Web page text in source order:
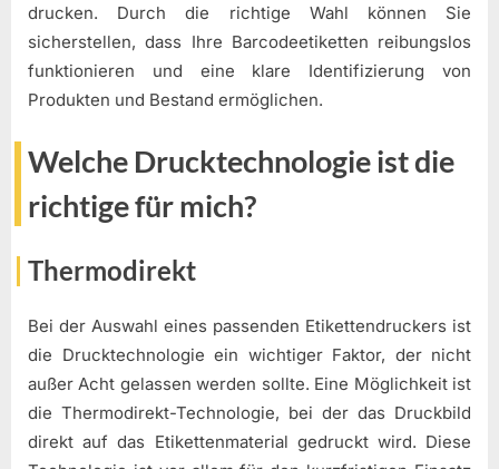
drucken. Durch die richtige Wahl können Sie
sicherstellen, dass Ihre Barcodeetiketten reibungslos
funktionieren und eine klare Identifizierung von
Produkten und Bestand ermöglichen.
Welche Drucktechnologie ist die
richtige für mich?
Thermodirekt
Bei der Auswahl eines passenden Etikettendruckers ist
die Drucktechnologie ein wichtiger Faktor, der nicht
außer Acht gelassen werden sollte. Eine Möglichkeit ist
die Thermodirekt-Technologie, bei der das Druckbild
direkt auf das Etikettenmaterial gedruckt wird. Diese